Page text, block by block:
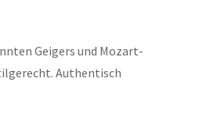
Geigers und Mozart-
Authentisch